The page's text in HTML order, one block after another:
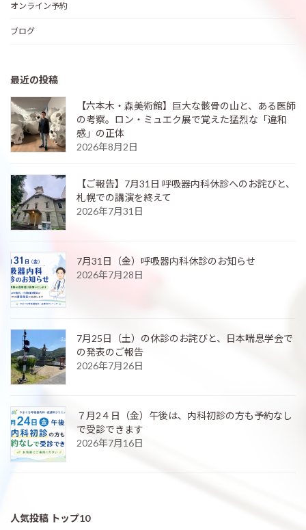
オンライン予約
ブログ
最近の投稿
【六本木・森美術館】巨大な骸骨の山と、ある医師
の考察。ロン・ミュエク展で覚えた猛烈な「違和
感」の正体
2026年8月2日
【ご報告】7月31日 呼吸器内科休診へのお詫びと、
札幌での講演を終えて
2026年7月31日
7月31日（金）呼吸器内科休診のお知らせ
2026年7月28日
7月25日（土）の休診のお詫びと、日本喘息学会で
の発表のご報告
2026年7月26日
７月2４日（金）午後は、内科初診の方も予約なし
で受診できます
2026年7月16日
人気投稿 トップ10